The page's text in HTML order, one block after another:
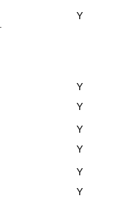
Y
Y
Y
Y
Y
Y
Y